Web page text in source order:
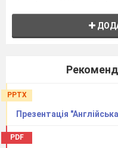
PPTX
Презентація
PDF